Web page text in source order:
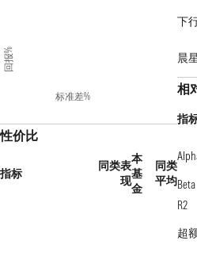
标准差%
回报%
性价比
指标
同类表
现
本
基
金
同类
平均
下
晨
相
指
Beta
R2
超